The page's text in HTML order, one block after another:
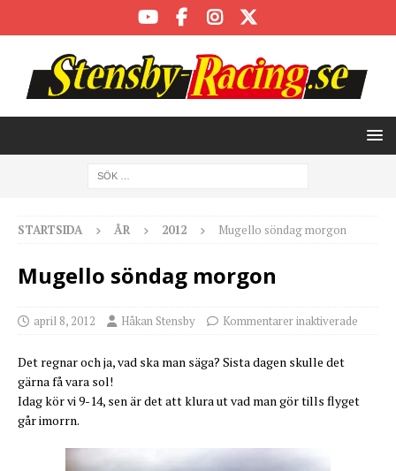
STARTSIDA ÅR 2012 Mugello söndag morgon
Mugello söndag morgon
april 8, 2012 Håkan Stensby Kommentarer inaktiverade
Det regnar och ja, vad ska man säga? Sista dagen skulle det
gärna få vara sol!
Idag kör vi 9-14, sen är det att klura ut vad man gör tills flyget
går imorrn.